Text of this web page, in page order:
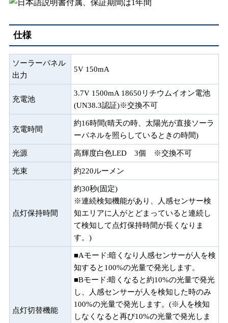
仕様
ソーラーパネル
出力
5V 150mA
充電池
3.7V 1500mA 18650リチウムイオン電池
(UN38.3認証)※交換不可
充電時間
約16時間(晴天の時、太陽光が直接ソーラ
ーパネルを照らしているときの時間)
光源 高輝度白色LED 3個 ※交換不可
光束 約220ルーメン
点灯保持時間
約30秒(固定)
※連続検知機能があり、人感センサー検
知エリアに人がとどまっていると連続し
て検知して点灯保持時間が長くなりま
す。)
点灯切替機能
■Aモード:暗くなり人感センサーが人を検
知すると100%の光量で発光します。
■Bモード:暗くなると約10%の光量で発光
し、人感センサーが人を検知した時のみ
100%の光量で発光します。(※人を検知
しなくなると再び10%の光量で発光しま